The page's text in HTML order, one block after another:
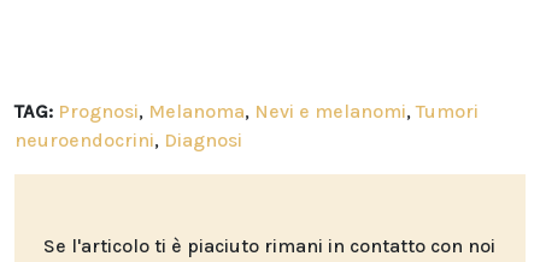
TAG: Prognosi, Melanoma, Nevi e melanomi,Tumori
neuroendocrini, Diagnosi
Se l'articolo ti è piaciuto rimani in contatto con noi